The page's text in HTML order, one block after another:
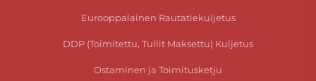
Eurooppalainen Rautatiekuljetus
DDP (Toimitettu, Tullit Maksettu) Kuljetus
Ostaminen ja Toimitusketju